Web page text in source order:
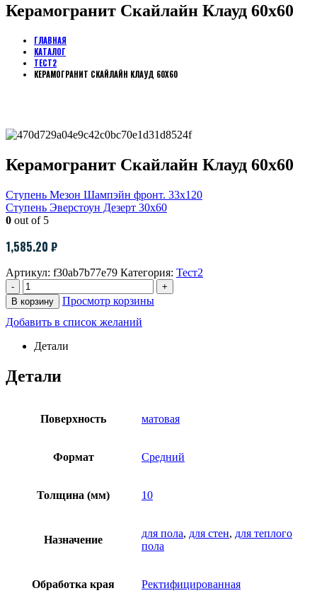
Керамогранит Скайлайн Клауд 60х60
ГЛАВНАЯ
КАТАЛОГ
ТЕСТ2
КЕРАМОГРАНИТ СКАЙЛАЙН КЛАУД 60Х60
Керамогранит Скайлайн Клауд 60х60
Ступень Мезон Шампэйн фронт. 33х120
Ступень Эверстоун Дезерт 30х60
0 out of 5
1,585.20 ₽
Артикул: f30ab7b77e79 Категория: Тест2
-
+
В корзину
Просмотр корзины
Добавить в список желаний
Детали
Детали
Поверхность матовая
Формат Средний
Толщина (мм) 10
Назначение
для пола, для стен, для теплого
пола
Обработка края Ректифицированная